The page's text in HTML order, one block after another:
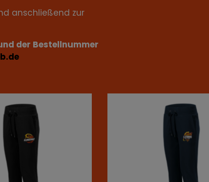
anschließend zur
der Bestellnummer